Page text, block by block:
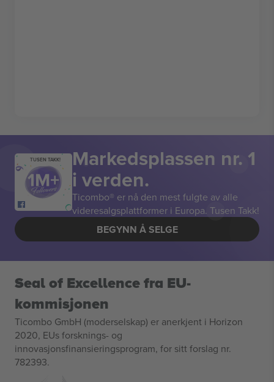
TUSEN TAKK! Markedsplassen nr. 1
i verden.
Ticombo® er nå den mest fulgte av alle
videresalgsplattformer i Europa. Tusen Takk!
BEGYNN Å SELGE
Seal of Excellence fra EU-
kommisjonen
Ticombo GmbH (moderselskap) er anerkjent i Horizon
2020, EUs forsknings- og
innovasjonsfinansieringsprogram, for sitt forslag nr.
782393.